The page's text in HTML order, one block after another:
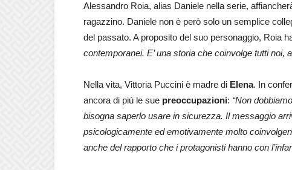
Alessandro Roia, alias Daniele nella serie,
ragazzino. Daniele non è però solo un semplice
del passato. A proposito del suo personaggio, Roia
contemporanei. E’ una storia che coinvolge tutti noi,
Nella vita, Vittoria Puccini è madre di Elena. In
ancora di più le sue preoccupazioni: “Non
bisogna saperlo usare in sicurezza. Il messaggio
psicologicamente ed emotivamente molto
anche del rapporto che i protagonisti hanno con